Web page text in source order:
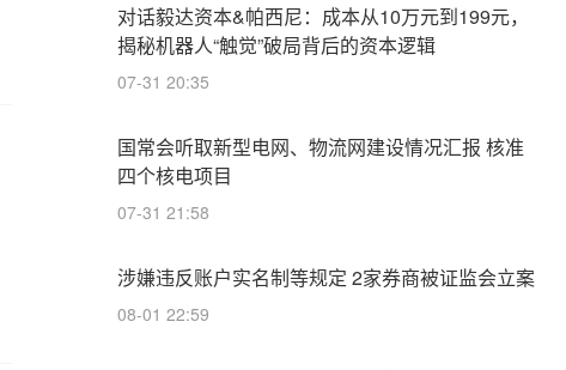
对话毅达资本&帕西尼：成本从10万元到199元，
揭秘机器人“触觉”破局背后的资本逻辑
07-31 20:35
国常会听取新型电网、物流网建设情况汇报 核准
四个核电项目
07-31 21:58
涉嫌违反账户实名制等规定 2家券商被证监会立案
08-01 22:59